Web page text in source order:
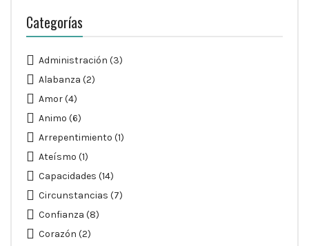
Categorías
Administración (3)
Alabanza (2)
Amor(4)
Animo (6)
Arrepentimiento (1)
Ateísmo (1)
Capacidades (14)
Circunstancias (7)
Confianza (8)
Corazón (2)